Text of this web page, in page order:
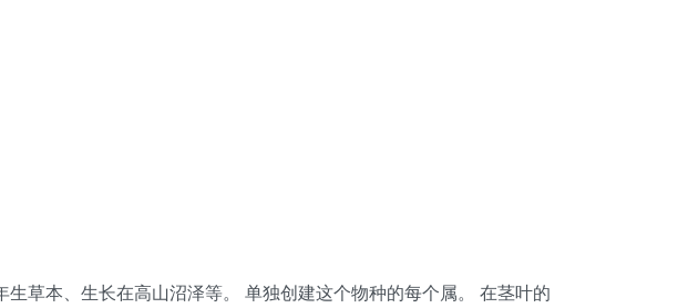
本、生长在高山沼泽等。 单独创建这个物种的每个属。 在茎叶的